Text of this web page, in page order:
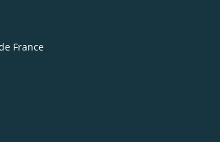
France